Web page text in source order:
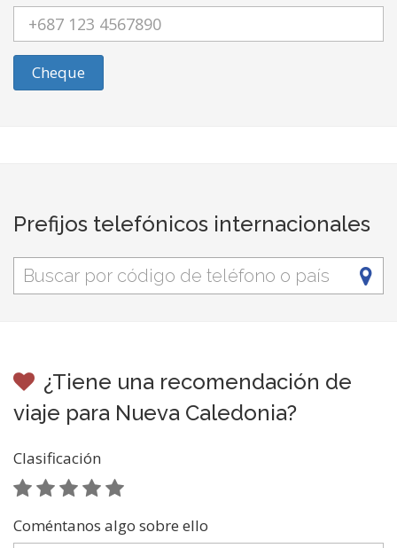
Cheque
Prefijos telefónicos internacionales
¿Tiene una recomendación de
viaje para Nueva Caledonia?
Clasificación
Coméntanos algo sobre ello